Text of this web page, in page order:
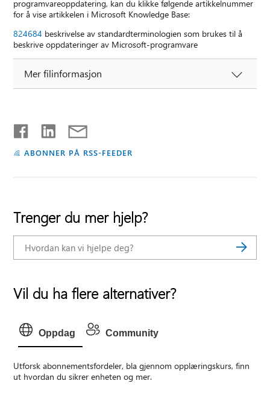
programvareoppdatering, kan du klikke følgende artikkelnummer
for å vise artikkelen i Microsoft Knowledge Base:
824684 beskrivelse av standardterminologien som brukes til å
beskrive oppdateringer av Microsoft-programvare
Mer filinformasjon
ABONNER PÅ RSS-FEEDER
Trenger du mer hjelp?
Vil du ha flere alternativer?
Oppdag Community
Utforsk abonnementsfordeler, bla gjennom opplæringskurs, finn
ut hvordan du sikrer enheten og mer.